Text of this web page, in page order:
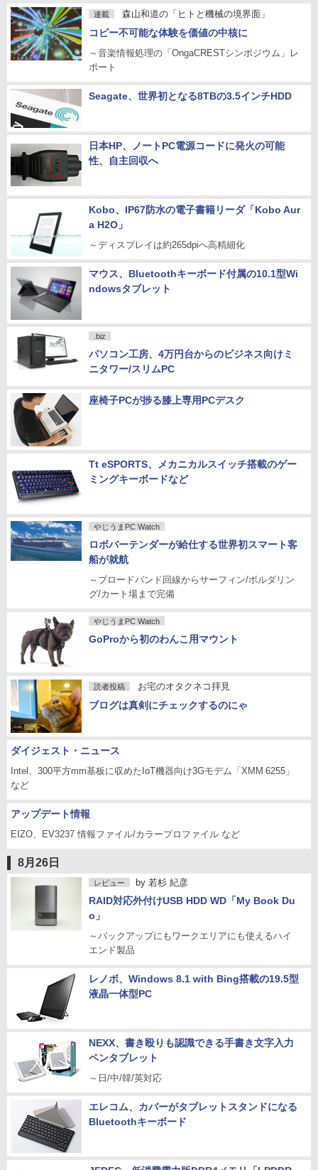
連載 森山和道の「ヒトと機械の境界面」
コピー不可能な体験を価値の中核に
～音楽情報処理の「OngaCRESTシンポジウム」レ
ポート
Seagate、世界初となる8TBの3.5インチHDD
日本HP、ノートPC電源コードに発火の可能
性、自主回収へ
Kobo、IP67防水の電子書籍リーダ「Kobo Aur
a H2O」
～ディスプレイは約265dpiへ高精細化
マウス、Bluetoothキーボード付属の10.1型Wi
ndowsタブレット
.biz
パソコン工房、4万円台からのビジネス向けミ
ニタワー/スリムPC
座椅子PCが捗る膝上専用PCデスク
Tt eSPORTS、メカニカルスイッチ搭載のゲー
ミングキーボードなど
やじうまPC Watch
ロボバーテンダーが給仕する世界初スマート客
船が就航
～ブロードバンド回線からサーフィン/ボルダリン
グ/カート場まで完備
やじうまPC Watch
GoProから初のわんこ用マウント
読者投稿 お宅のオタクネコ拝見
ブログは真剣にチェックするのにゃ
ダイジェスト・ニュース
Intel、300平方mm基板に収めたIoT機器向け3Gモデム「XMM 6255」
など
アップデート情報
EIZO、EV3237 情報ファイル/カラープロファイル など
8月26日
レビュー by 若杉 紀彦
RAID対応外付けUSB HDD WD「My Book Du
o」
～バックアップにもワークエリアにも使えるハイ
エンド製品
レノボ、Windows 8.1 with Bing搭載の19.5型
液晶一体型PC
NEXX、書き殴りも認識できる手書き文字入力
ペンタブレット
～日/中/韓/英対応
エレコム、カバーがタブレットスタンドになる
Bluetoothキーボード